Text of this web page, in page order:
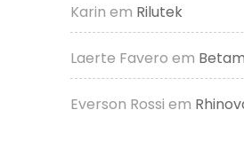
Karin em Rilutek
Laerte Favero em
Everson Rossi em